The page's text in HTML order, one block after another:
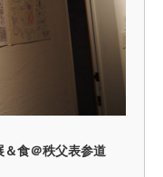
食＠秩父表参道